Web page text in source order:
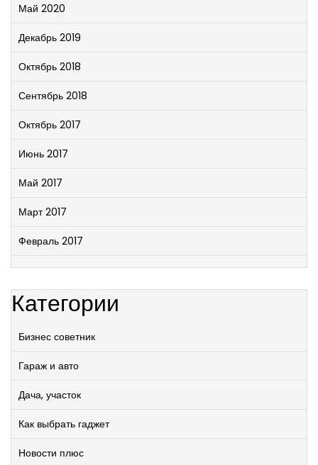
Май 2020
Декабрь 2019
Октябрь 2018
Сентябрь 2018
Октябрь 2017
Июнь 2017
Май 2017
Март 2017
Февраль 2017
Категории
Бизнес советник
Гараж и авто
Дача, участок
Как выбрать гаджет
Новости плюс